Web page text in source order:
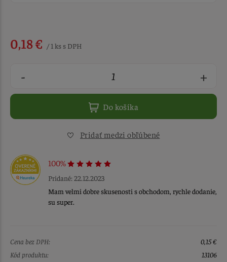
0,18 € / 1 ks s DPH
- +
Do košíka
Pridať medzi obľúbené
100%
Pridané: 22.12.2023
Mam velmi dobre skusenosti s obchodom, rychle dodanie,
su super.
Cena bez DPH:
0,15 €
Kód produktu:
13106